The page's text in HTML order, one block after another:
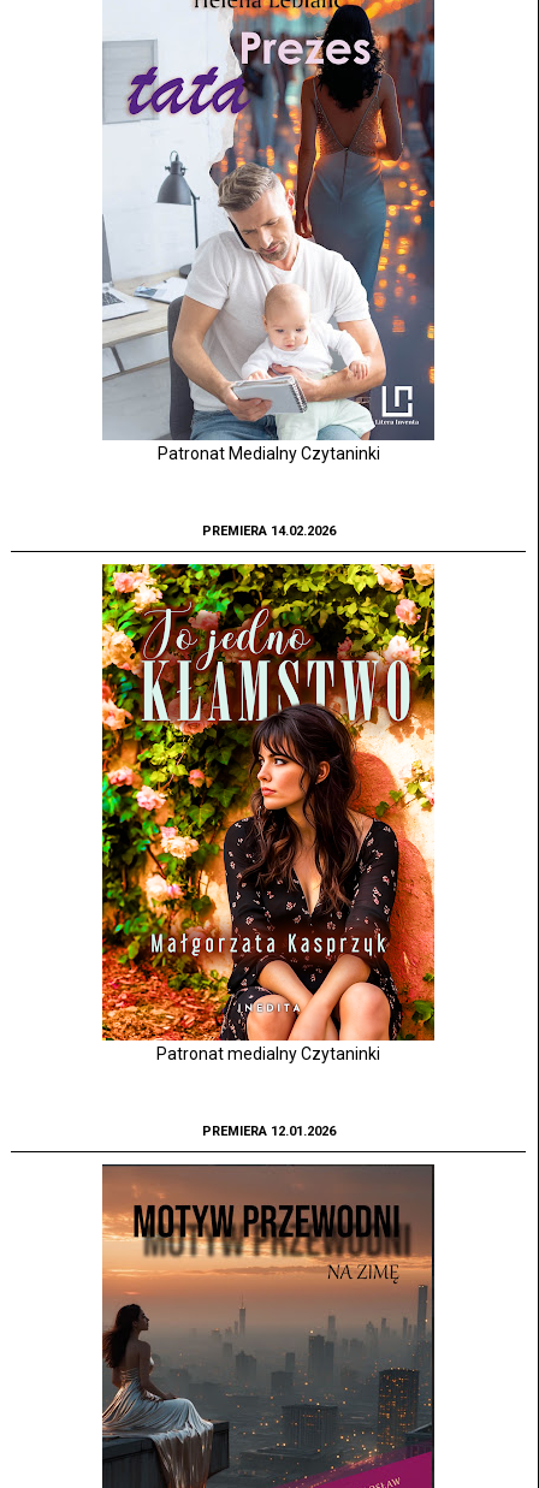
Patronat Medialny Czytaninki
PREMIERA 14.02.2026
Patronat medialny Czytaninki
PREMIERA 12.01.2026